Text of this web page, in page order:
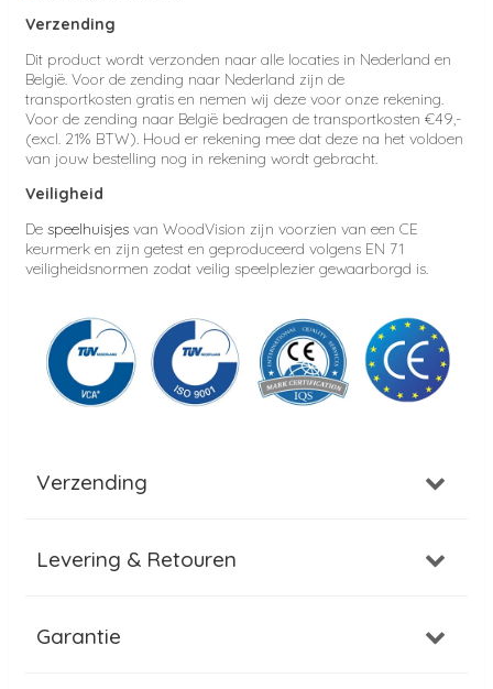
Verzending
Dit product wordt verzonden naar alle locaties in Nederland en
België. Voor de zending naar Nederland zijn de
transportkosten gratis en nemen wij deze voor onze rekening.
Voor de zending naar België bedragen de transportkosten €49,-
(excl. 21% BTW). Houd er rekening mee dat deze na het voldoen
van jouw bestelling nog in rekening wordt gebracht.
Veiligheid
De speelhuisjes van WoodVision zijn voorzien van een CE
keurmerk en zijn getest en geproduceerd volgens EN 71
veiligheidsnormen zodat veilig speelplezier gewaarborgd is.
Verzending
Levering & Retouren
Garantie